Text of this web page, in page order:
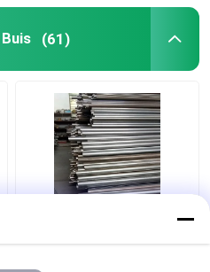
(61)